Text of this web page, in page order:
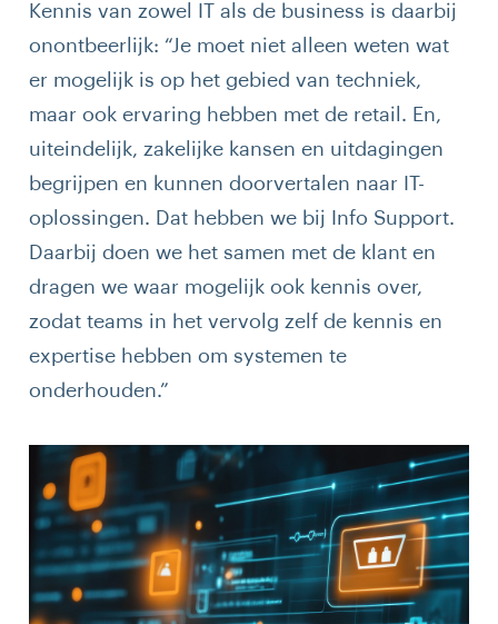
Kennis van zowel IT als de business is daarbij
onontbeerlijk: “Je moet niet alleen weten wat
er mogelijk is op het gebied van techniek,
maar ook ervaring hebben met de retail. En,
uiteindelijk, zakelijke kansen en uitdagingen
begrijpen en kunnen doorvertalen naar IT-
oplossingen. Dat hebben we bij Info Support.
Daarbij doen we het samen met de klant en
dragen we waar mogelijk ook kennis over,
zodat teams in het vervolg zelf de kennis en
expertise hebben om systemen te
onderhouden.”